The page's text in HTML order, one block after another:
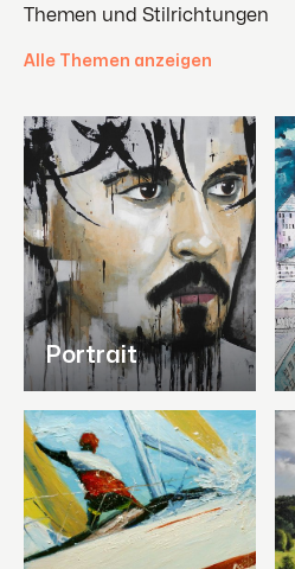
Themen und Stilrichtungen
Alle Themen anzeigen
Portrait